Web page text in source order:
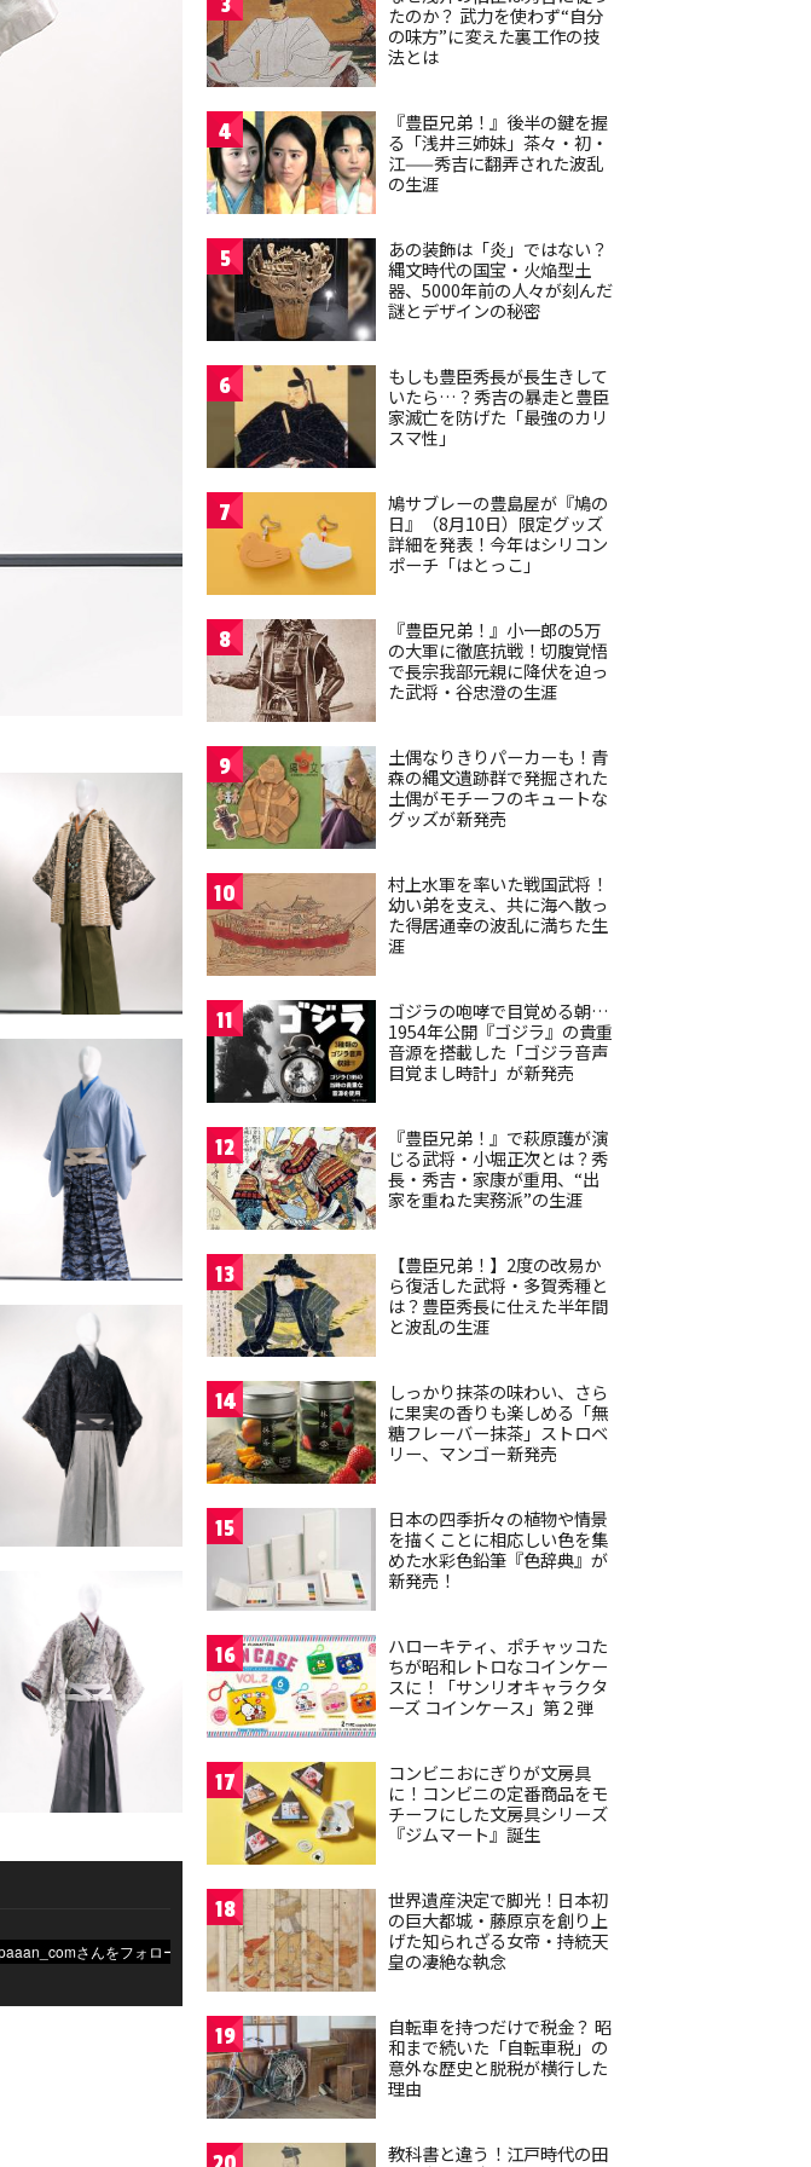
たのか？ 武力を使わず“自分
の味方”に変えた裏工作の技
法とは
4
『豊臣兄弟！』後半の鍵を握
る「浅井三姉妹」茶々・初・
江——秀吉に翻弄された波乱
の生涯
5
あの装飾は「炎」ではない？
縄文時代の国宝・火焔型土
器、5000年前の人々が刻んだ
謎とデザインの秘密
6
もしも豊臣秀長が長生きして
いたら…？秀吉の暴走と豊臣
家滅亡を防げた「最強のカリ
スマ性」
7
鳩サブレーの豊島屋が『鳩の
日』（8月10日）限定グッズ
詳細を発表！今年はシリコン
ポーチ「はとっこ」
8
『豊臣兄弟！』小一郎の5万
の大軍に徹底抗戦！切腹覚悟
で長宗我部元親に降伏を迫っ
た武将・谷忠澄の生涯
9
土偶なりきりパーカーも！青
森の縄文遺跡群で発掘された
土偶がモチーフのキュートな
グッズが新発売
10
村上水軍を率いた戦国武将！
幼い弟を支え、共に海へ散っ
た得居通幸の波乱に満ちた生
涯
11
ゴジラの咆哮で目覚める朝…
1954年公開『ゴジラ』の貴重
音源を搭載した「ゴジラ音声
目覚まし時計」が新発売
12
『豊臣兄弟！』で萩原護が演
じる武将・小堀正次とは？秀
長・秀吉・家康が重用、“出
家を重ねた実務派”の生涯
13
【豊臣兄弟！】2度の改易か
ら復活した武将・多賀秀種と
は？豊臣秀長に仕えた半年間
と波乱の生涯
14
しっかり抹茶の味わい、さら
に果実の香りも楽しめる「無
糖フレーバー抹茶」ストロベ
リー、マンゴー新発売
15
日本の四季折々の植物や情景
を描くことに相応しい色を集
めた水彩色鉛筆『色辞典』が
新発売！
16
ハローキティ、ポチャッコた
ちが昭和レトロなコインケー
スに！「サンリオキャラクタ
ーズ コインケース」第２弾
17
コンビニおにぎりが文房具
に！コンビニの定番商品をモ
チーフにした文房具シリーズ
『ジムマート』誕生
18
世界遺産決定で脚光！日本初
の巨大都城・藤原京を創り上
げた知られざる女帝・持統天
皇の凄絶な執念
19
自転車を持つだけで税金？ 昭
和まで続いた「自転車税」の
意外な歴史と脱税が横行した
理由
教科書と違う！江戸時代の田